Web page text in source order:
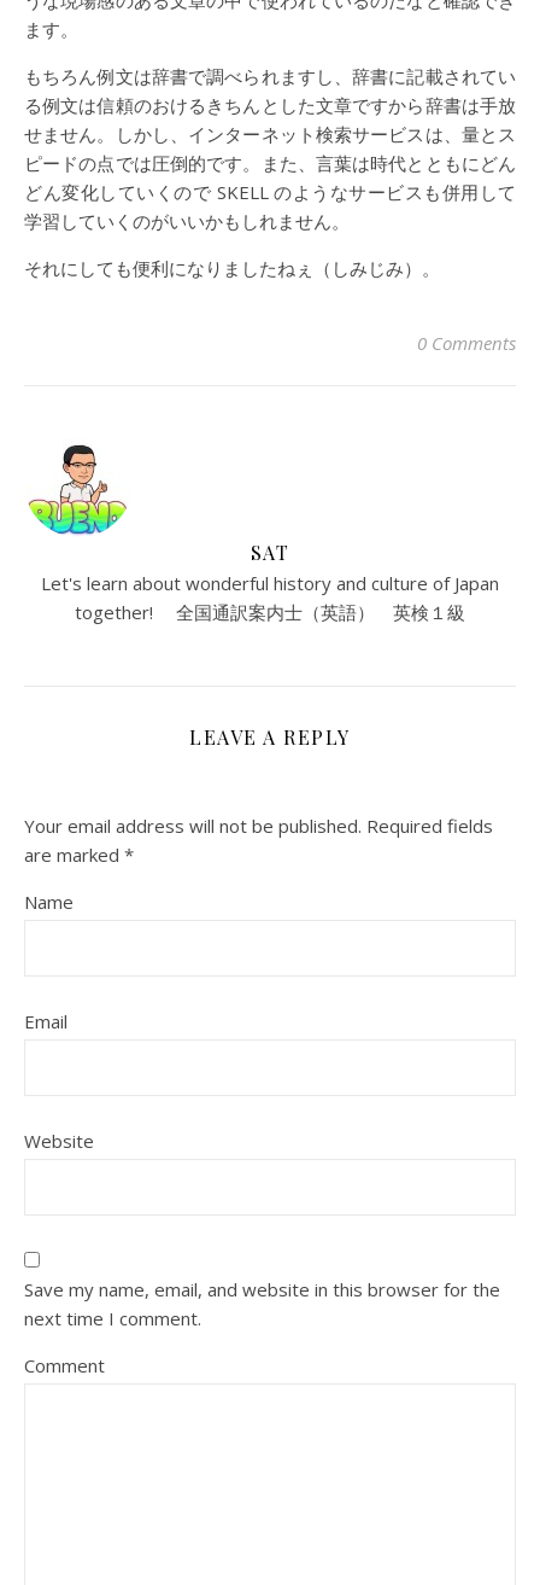
ます。
もちろん例文は辞書で調べられますし、辞書に記載されてい
る例文は信頼のおけるきちんとした文章ですから辞書は手放
せません。しかし、インターネット検索サービスは、量とス
ピードの点では圧倒的です。また、言葉は時代とともにどん
どん変化していくので SKELL のようなサービスも併用して
学習していくのがいいかもしれません。
それにしても便利になりましたねぇ（しみじみ）。
0 Comments
SAT
Let's learn about wonderful history and culture of Japan
together! 全国通訳案内士（英語） 英検１級
LEAVE A REPLY
Your email address will not be published. Required fields
are marked *
Name
Email
Website
Save my name, email, and website in this browser for the
next time I comment.
Comment